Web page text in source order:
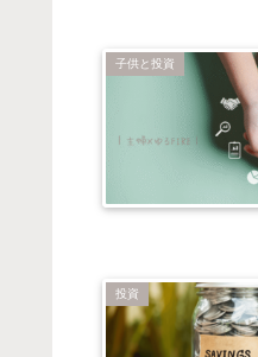
子供と投資
投資